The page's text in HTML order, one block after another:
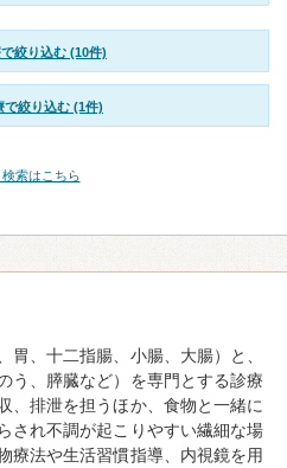
絞り込む (10件)
で絞り込む (1件)
検索はこちら
胃、十二指腸、小腸、大腸）と、
う、膵臓など）を専門とする診療
、排泄を担うほか、食物と一緒に
され不調が起こりやすい繊細な場
療法や生活習慣指導、内視鏡を用